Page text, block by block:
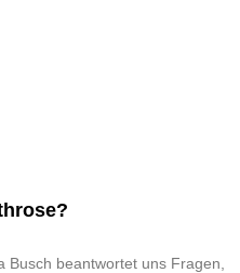
Busch beantwortet uns Fragen,